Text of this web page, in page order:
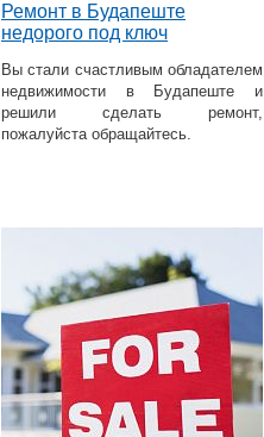
Ремонт в Будапеште
недорого под ключ
Вы стали счастливым обладателем
недвижимости в Будапеште и
решили сделать ремонт,
пожалуйста обращайтесь.